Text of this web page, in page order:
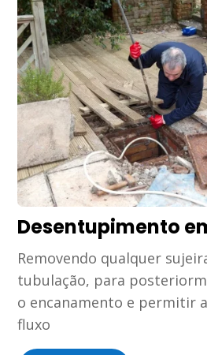
Desentupimento
Removendo qualquer
tubulação, para
o encanamento e permitir
fluxo